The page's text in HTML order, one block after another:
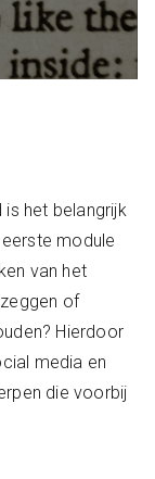
het belangrijk
module
van het
of
Hierdoor
media en
die voorbij